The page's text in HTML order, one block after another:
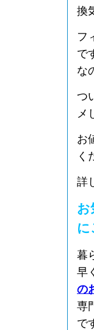
換
フ
で
な
つ
メ
お
く
詳
お
に
暮
早
の
専
で